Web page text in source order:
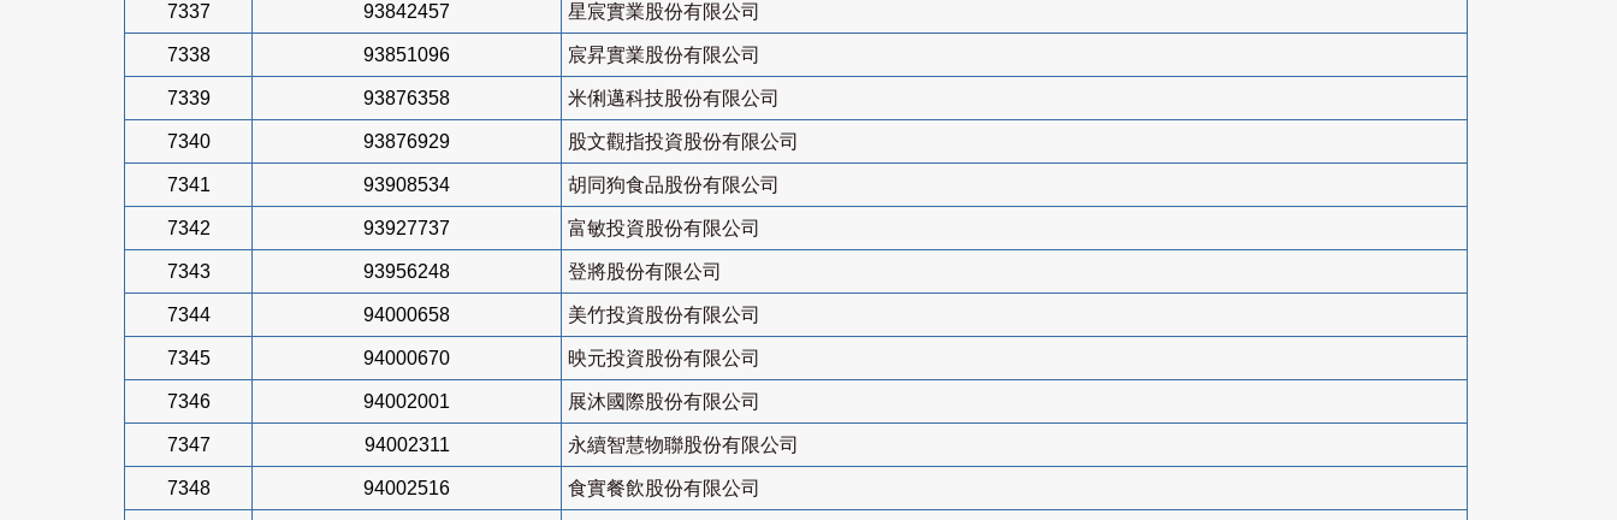
7337 93842457 星宸實業股份有限公司
7338 93851096 宸昇實業股份有限公司
7339 93876358 米俐邁科技股份有限公司
7340 93876929 股文觀指投資股份有限公司
7341 93908534 胡同狗食品股份有限公司
7342 93927737 富敏投資股份有限公司
7343 93956248 登將股份有限公司
7344 94000658 美竹投資股份有限公司
7345 94000670 映元投資股份有限公司
7346 94002001 展沐國際股份有限公司
7347 94002311 永續智慧物聯股份有限公司
7348 94002516 食實餐飲股份有限公司